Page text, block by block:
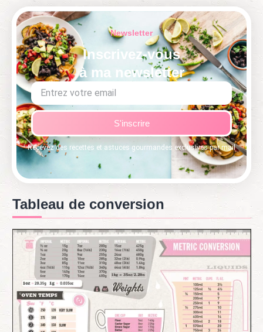
Newsletter
Inscrivez-vous
à ma newsletter
S'inscrire
Recevez des recettes et astuces gourmandes exclusives par mail
Tableau de conversion